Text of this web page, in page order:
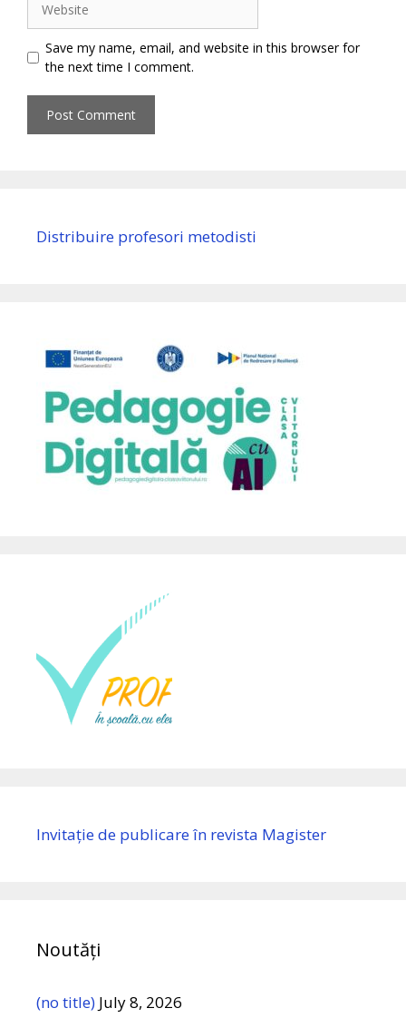
Save my name, email, and website in this browser for
the next time I comment.
Distribuire profesori metodisti
Invitație de publicare în revista Magister
Noutăți
(no title) July 8, 2026